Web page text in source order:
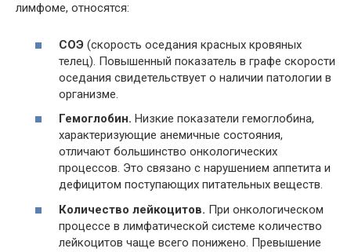
лимфоме, относятся:
СОЭ (скорость оседания красных кровяных
телец). Повышенный показатель в графе скорости
оседания свидетельствует о наличии патологии в
организме.
Гемоглобин. Низкие показатели гемоглобина,
характеризующие анемичные состояния,
отличают большинство онкологических
процессов. Это связано с нарушением аппетита и
дефицитом поступающих питательных веществ.
Количество лейкоцитов. При онкологическом
процессе в лимфатической системе количество
лейкоцитов чаще всего понижено. Превышение